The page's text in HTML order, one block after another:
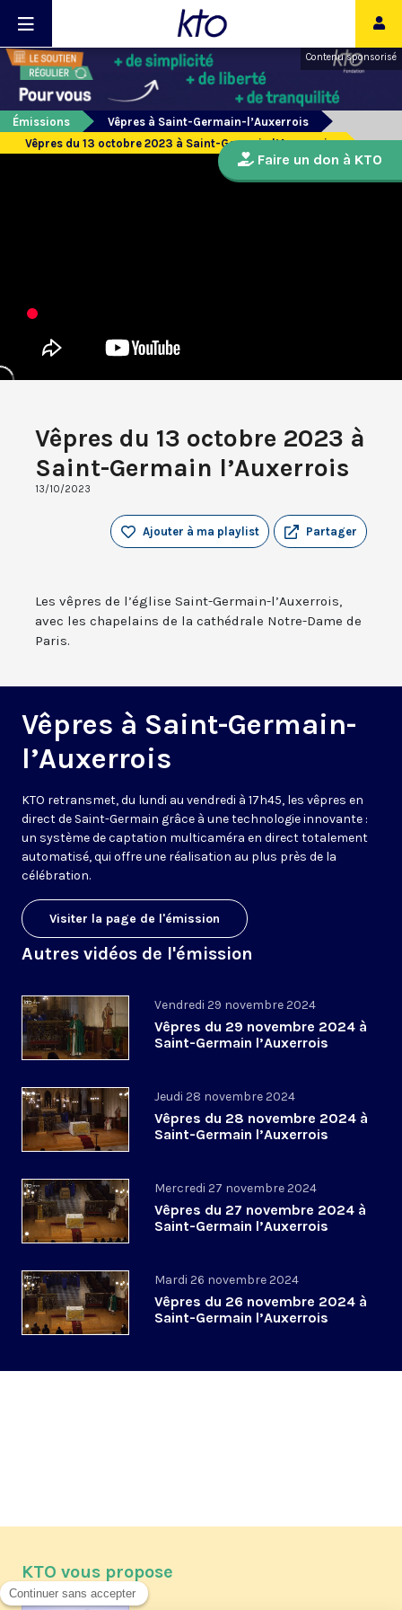
Contenu sponsorisé
Émissions
Vêpres à Saint-Germain-l’Auxerrois
Vêpres du 13 octobre 2023 à Saint-Germain l’Auxerrois
Vêpres du 13 octobre 2023 à
Saint-Germain l’Auxerrois
13/10/2023
Partager
Ajouter à ma playlist
Les vêpres de l’église Saint-Germain-l’Auxerrois,
avec les chapelains de la cathédrale Notre-Dame de
Paris.
Vêpres à Saint-Germain-
l’Auxerrois
KTO retransmet, du lundi au vendredi à 17h45, les vêpres en
direct de Saint-Germain grâce à une technologie innovante :
un système de captation multicaméra en direct totalement
automatisé, qui offre une réalisation au plus près de la
célébration.
Visiter la page de l'émission
Autres vidéos de l'émission
Vendredi 29 novembre 2024
Vêpres du 29 novembre 2024 à
Saint-Germain l’Auxerrois
Jeudi 28 novembre 2024
Vêpres du 28 novembre 2024 à
Saint-Germain l’Auxerrois
Mercredi 27 novembre 2024
Vêpres du 27 novembre 2024 à
Saint-Germain l’Auxerrois
Mardi 26 novembre 2024
Vêpres du 26 novembre 2024 à
Saint-Germain l’Auxerrois
Faire un don à KTO
KTO vous propose